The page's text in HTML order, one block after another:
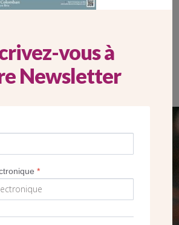
DON
D’AGIR
FAIRE UN DON
vous à
Newsletter
*